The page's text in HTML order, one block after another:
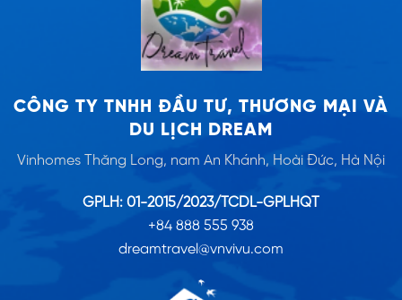
CÔNG TY TNHH ĐẦU TƯ, THƯƠNG MẠI VÀ
DU LỊCH DREAM
Vinhomes Thăng Long, nam An Khánh, Hoài Đức, Hà Nội
GPLH: 01-2015/2023/TCDL-GPLHQT
+84 888 555 938
dreamtravel@vnvivu.com